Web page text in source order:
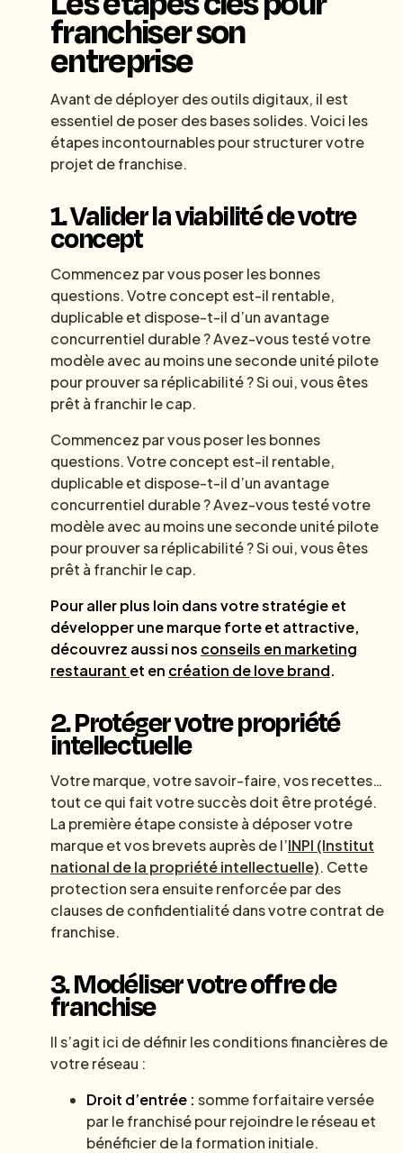
franchiser son
entreprise
Avant de déployer des outils digitaux, il est
essentiel de poser des bases solides. Voici les
étapes incontournables pour structurer votre
projet de franchise.
1. Valider la viabilité de votre
concept
Commencez par vous poser les bonnes
questions. Votre concept est-il rentable,
duplicable et dispose-t-il d’un avantage
concurrentiel durable ? Avez-vous testé votre
modèle avec au moins une seconde unité pilote
pour prouver sa réplicabilité ? Si oui, vous êtes
prêt à franchir le cap.
Commencez par vous poser les bonnes
questions. Votre concept est-il rentable,
duplicable et dispose-t-il d’un avantage
concurrentiel durable ? Avez-vous testé votre
modèle avec au moins une seconde unité pilote
pour prouver sa réplicabilité ? Si oui, vous êtes
prêt à franchir le cap.
Pour aller plus loin dans votre stratégie et
développer une marque forte et attractive,
découvrez aussi nos conseils en marketing
restaurant et en création de love brand.
2. Protéger votre propriété
intellectuelle
Votre marque, votre savoir-faire, vos recettes…
tout ce qui fait votre succès doit être protégé.
La première étape consiste à déposer votre
marque et vos brevets auprès de l’INPI (Institut
national de la propriété intellectuelle). Cette
protection sera ensuite renforcée par des
clauses de confidentialité dans votre contrat de
franchise.
3. Modéliser votre offre de
franchise
Il s’agit ici de définir les conditions financières de
votre réseau :
Droit d’entrée : somme forfaitaire versée
par le franchisé pour rejoindre le réseau et
bénéficier de la formation initiale.